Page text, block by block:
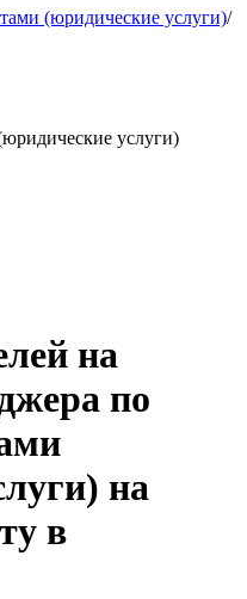
(юридические услуги)/
услуги)
на
по
на
в